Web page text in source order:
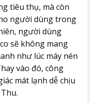
tiêu thụ, mà còn
người dùng trong
người dùng
sẽ không mang
như lúc máy nén
vào đó, công
mát lạnh dễ chịu